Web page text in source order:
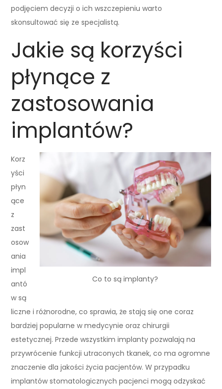
podjęciem decyzji o ich wszczepieniu warto
skonsultować się ze specjalistą.
Jakie są korzyści
płynące z
zastosowania
implantów?
Co to są implanty?
Korz
yści
płyn
ące
z
zast
osow
ania
impl
antó
w są
liczne i różnorodne, co sprawia, że stają się one coraz
bardziej popularne w medycynie oraz chirurgii
estetycznej. Przede wszystkim implanty pozwalają na
przywrócenie funkcji utraconych tkanek, co ma ogromne
znaczenie dla jakości życia pacjentów. W przypadku
implantów stomatologicznych pacjenci mogą odzyskać